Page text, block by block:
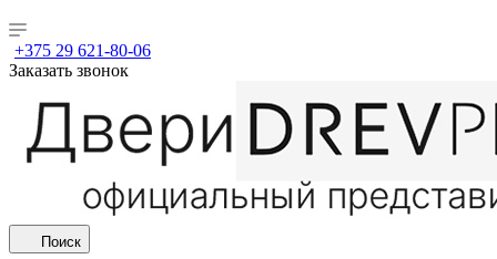
+375 29 621-80-06
Заказать звонок
Поиск